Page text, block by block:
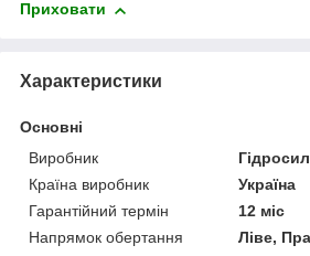
Приховати
Характеристики
Основні
Виробник
Країна виробник
Україна
Гарантійний термін
12 міс
Напрямок обертання
Ліве,